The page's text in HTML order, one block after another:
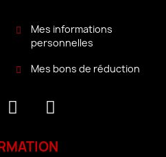
Mes informations
personnelles
Mes bons de réduction